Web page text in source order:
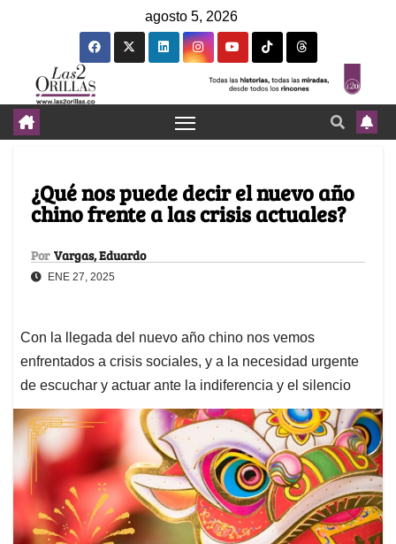
agosto 5, 2026
¿Qué nos puede decir el nuevo año
chino frente a las crisis actuales?
Por Vargas, Eduardo
ENE 27, 2025
Con la llegada del nuevo año chino nos vemos
enfrentados a crisis sociales, y a la necesidad urgente
de escuchar y actuar ante la indiferencia y el silencio